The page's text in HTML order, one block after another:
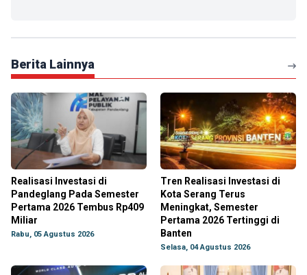
Berita Lainnya
Realisasi Investasi di
Pandeglang Pada Semester
Pertama 2026 Tembus Rp409
Miliar
Rabu, 05 Agustus 2026
Tren Realisasi Investasi di
Kota Serang Terus
Meningkat, Semester
Pertama 2026 Tertinggi di
Banten
Selasa, 04 Agustus 2026